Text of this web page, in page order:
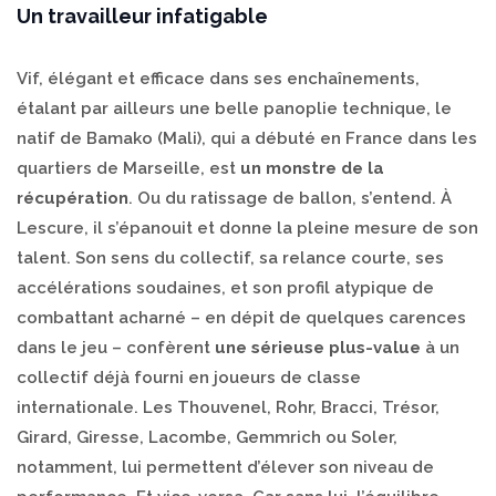
Un travailleur infatigable
Vif, élégant et efficace dans ses enchaînements,
étalant par ailleurs une belle panoplie technique, le
natif de Bamako (Mali), qui a débuté en France dans les
quartiers de Marseille, est un monstre de la
récupération. Ou du ratissage de ballon, s’entend. À
Lescure, il s’épanouit et donne la pleine mesure de son
talent. Son sens du collectif, sa relance courte, ses
accélérations soudaines, et son profil atypique de
combattant acharné – en dépit de quelques carences
dans le jeu – confèrent une sérieuse plus-value à un
collectif déjà fourni en joueurs de classe
internationale. Les Thouvenel, Rohr, Bracci, Trésor,
Girard, Giresse, Lacombe, Gemmrich ou Soler,
notamment, lui permettent d’élever son niveau de